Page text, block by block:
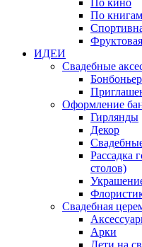
По кино
По книгам
Фруктовая
ИДЕИ
Свадебные
Оформление
Гирлянды
Декор
Рассадка
столов)
Свадебная
Арки
Дети на